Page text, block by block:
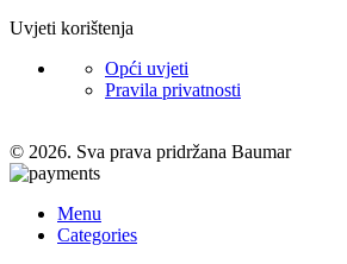
Uvjeti korištenja
Opći uvjeti
Pravila privatnosti
© 2026. Sva prava pridržana Baumar
Menu
Categories